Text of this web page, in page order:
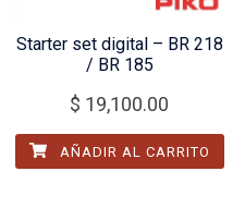
Starter set digital – BR 218
/ BR 185
$ 19,100.00
AÑADIR AL CARRITO